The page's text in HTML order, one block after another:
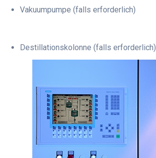
Vakuumpumpe (falls erforderlich)
Destillationskolonne (falls erforderlich)